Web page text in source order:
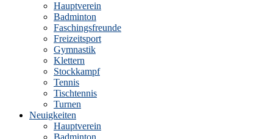
Hauptverein
Badminton
Faschingsfreunde
Freizeitsport
Gymnastik
Klettern
Stockkampf
Tennis
Tischtennis
Turnen
Neuigkeiten
Hauptverein
Badminton